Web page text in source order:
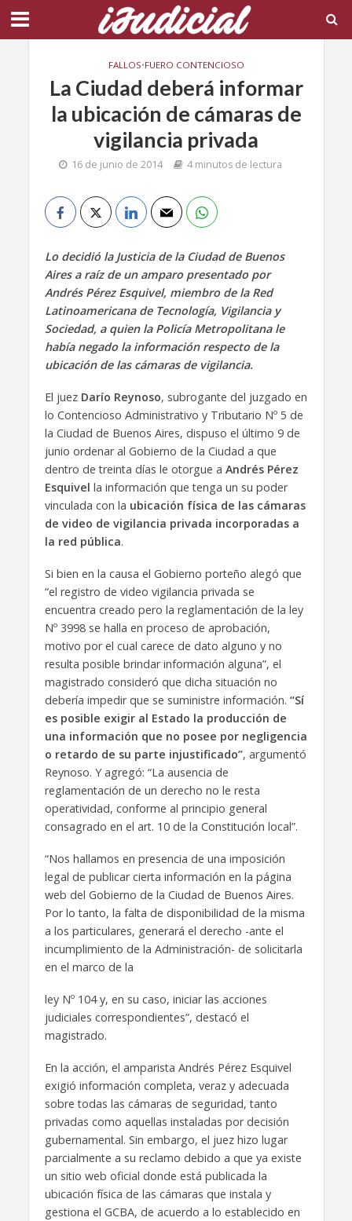
FALLOS•FUERO CONTENCIOSO
La Ciudad deberá informar
la ubicación de cámaras de
vigilancia privada
16 de junio de 2014 4 minutos de lectura
Lo decidió la Justicia de la Ciudad de Buenos
Aires a raíz de un amparo presentado por
Andrés Pérez Esquivel, miembro de la Red
Latinoamericana de Tecnología, Vigilancia y
Sociedad, a quien la Policía Metropolitana le
había negado la información respecto de la
ubicación de las cámaras de vigilancia.
El juez Darío Reynoso, subrogante del juzgado en
lo Contencioso Administrativo y Tributario Nº 5 de
la Ciudad de Buenos Aires, dispuso el último 9 de
junio ordenar al Gobierno de la Ciudad a que
dentro de treinta días le otorgue a Andrés Pérez
Esquivel la información que tenga un su poder
vinculada con la ubicación física de las cámaras
de video de vigilancia privada incorporadas a
la red pública.
Si bien en la causa el Gobierno porteño alegó que
“el registro de video vigilancia privada se
encuentra creado pero la reglamentación de la ley
Nº 3998 se halla en proceso de aprobación,
motivo por el cual carece de dato alguno y no
resulta posible brindar información alguna”, el
magistrado consideró que dicha situación no
debería impedir que se suministre información. “Sí
es posible exigir al Estado la producción de
una información que no posee por negligencia
o retardo de su parte injustificado”, argumentó
Reynoso. Y agregó: “La ausencia de
reglamentación de un derecho no le resta
operatividad, conforme al principio general
consagrado en el art. 10 de la Constitución local”.
“Nos hallamos en presencia de una imposición
legal de publicar cierta información en la página
web del Gobierno de la Ciudad de Buenos Aires.
Por lo tanto, la falta de disponibilidad de la misma
a los particulares, generará el derecho -ante el
incumplimiento de la Administración- de solicitarla
en el marco de la
ley Nº 104 y, en su caso, iniciar las acciones
judiciales correspondientes”, destacó el
magistrado.
En la acción, el amparista Andrés Pérez Esquivel
exigió información completa, veraz y adecuada
sobre todas las cámaras de seguridad, tanto
privadas como aquellas instaladas por decisión
gubernamental. Sin embargo, el juez hizo lugar
parcialmente a su reclamo debido a que ya existe
un sitio web oficial donde está publicada la
ubicación física de las cámaras que instala y
gestiona el GCBA, de acuerdo a lo establecido en